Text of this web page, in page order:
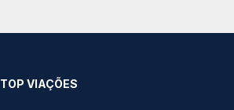
TOP VIAÇÕES